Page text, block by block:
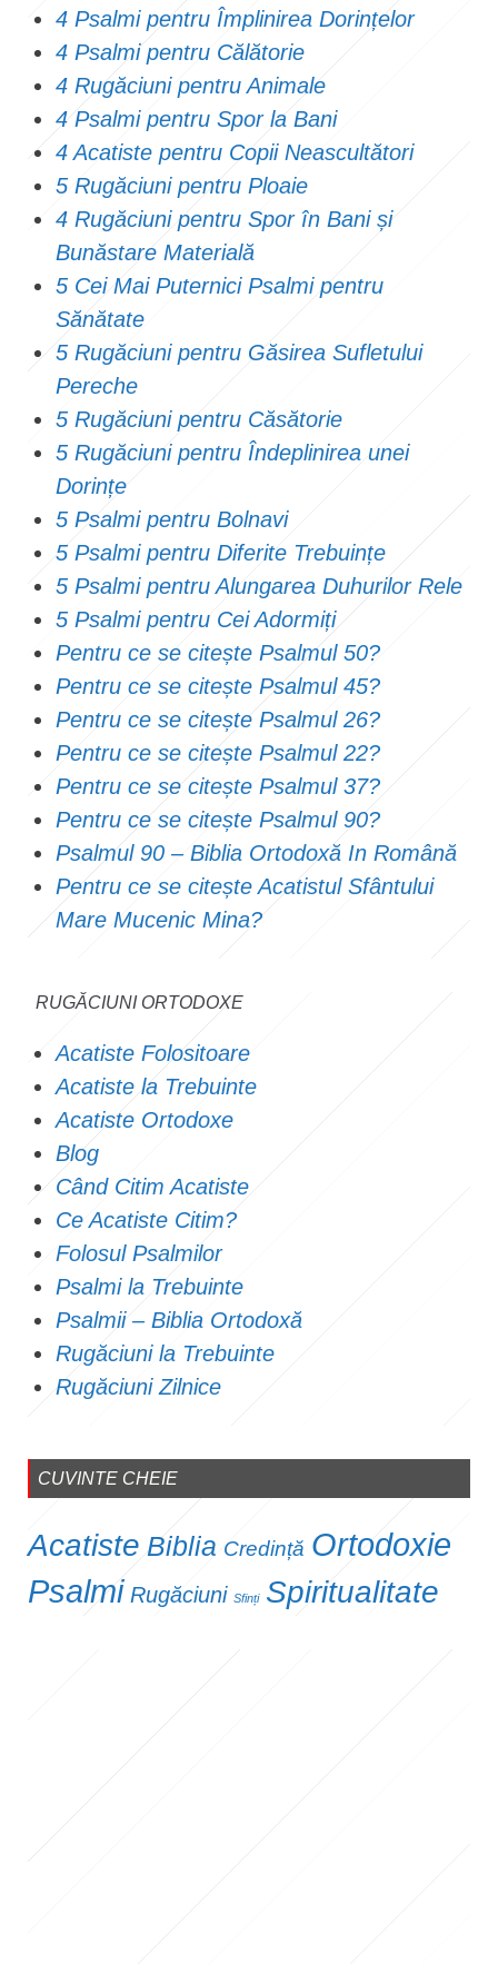
4 Psalmi pentru Împlinirea Dorințelor
4 Psalmi pentru Călătorie
4 Rugăciuni pentru Animale
4 Psalmi pentru Spor la Bani
4 Acatiste pentru Copii Neascultători
5 Rugăciuni pentru Ploaie
4 Rugăciuni pentru Spor în Bani și
Bunăstare Materială
5 Cei Mai Puternici Psalmi pentru
Sănătate
5 Rugăciuni pentru Găsirea Sufletului
Pereche
5 Rugăciuni pentru Căsătorie
5 Rugăciuni pentru Îndeplinirea unei
Dorințe
5 Psalmi pentru Bolnavi
5 Psalmi pentru Diferite Trebuințe
5 Psalmi pentru Alungarea Duhurilor Rele
5 Psalmi pentru Cei Adormiți
Pentru ce se citește Psalmul 50?
Pentru ce se citește Psalmul 45?
Pentru ce se citește Psalmul 26?
Pentru ce se citește Psalmul 22?
Pentru ce se citește Psalmul 37?
Pentru ce se citește Psalmul 90?
Psalmul 90 – Biblia Ortodoxă In Română
Pentru ce se citește Acatistul Sfântului
Mare Mucenic Mina?
RUGĂCIUNI ORTODOXE
Acatiste Folositoare
Acatiste la Trebuinte
Acatiste Ortodoxe
Blog
Când Citim Acatiste
Ce Acatiste Citim?
Folosul Psalmilor
Psalmi la Trebuinte
Psalmii – Biblia Ortodoxă
Rugăciuni la Trebuinte
Rugăciuni Zilnice
CUVINTE CHEIE
Acatiste Biblia Credință Ortodoxie
Psalmi Rugăciuni Sfinți Spiritualitate